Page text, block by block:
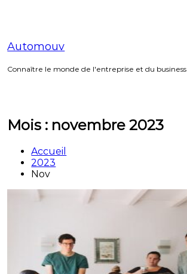
Automouv
Connaître le monde de l'entreprise et du business
Mois : novembre 2023
Accueil
2023
Nov